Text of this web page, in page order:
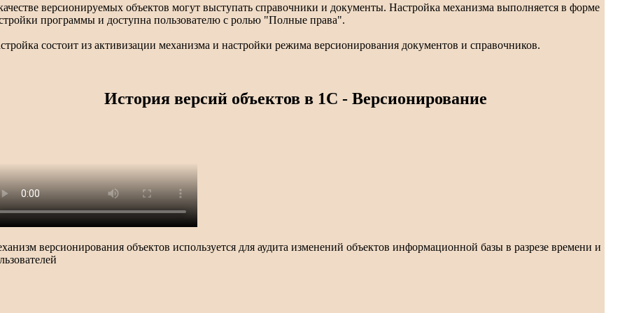
версионируемых объектов могут выступать справочники и документы. Настройка механизма выполняется в форме
программы и доступна пользователю с ролью "Полные права".
состоит из активизации механизма и настройки режима версионирования документов и справочников.
История версий объектов в 1С - Версионирование
версионирования объектов используется для аудита изменений объектов информационной базы в разрезе времени и